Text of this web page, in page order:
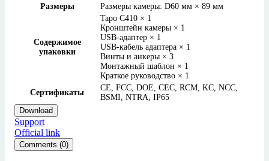
Размеры
Размеры камеры: D60 мм × 89 мм
Содержимое
упаковки
Tapo C410 × 1
Кронштейн камеры × 1
USB-адаптер × 1
USB-кабель адаптера × 1
Винты и анкеры × 3
Монтажный шаблон × 1
Краткое руководство × 1
Сертификаты
CE, FCC, DOE, CEC, RCM, KC, NCC,
BSMI, NTRA, IP65
Download
Support
Official link
Comments (0)